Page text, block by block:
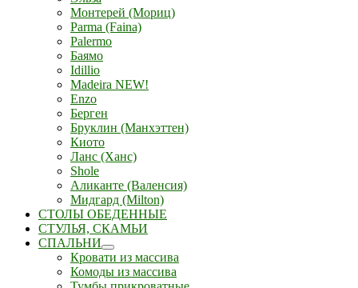
Монтерей (Мориц)
Parma (Faina)
Palermo
Баямо
Idillio
Madeira NEW!
Enzo
Берген
Бруклин (Манхэттен)
Киото
Ланс (Ханс)
Shole
Аликанте (Валенсия)
Мидгард (Milton)
СТОЛЫ ОБЕДЕННЫЕ
СТУЛЬЯ, СКАМЬИ
СПАЛЬНИ
Кровати из массива
Комоды из массива